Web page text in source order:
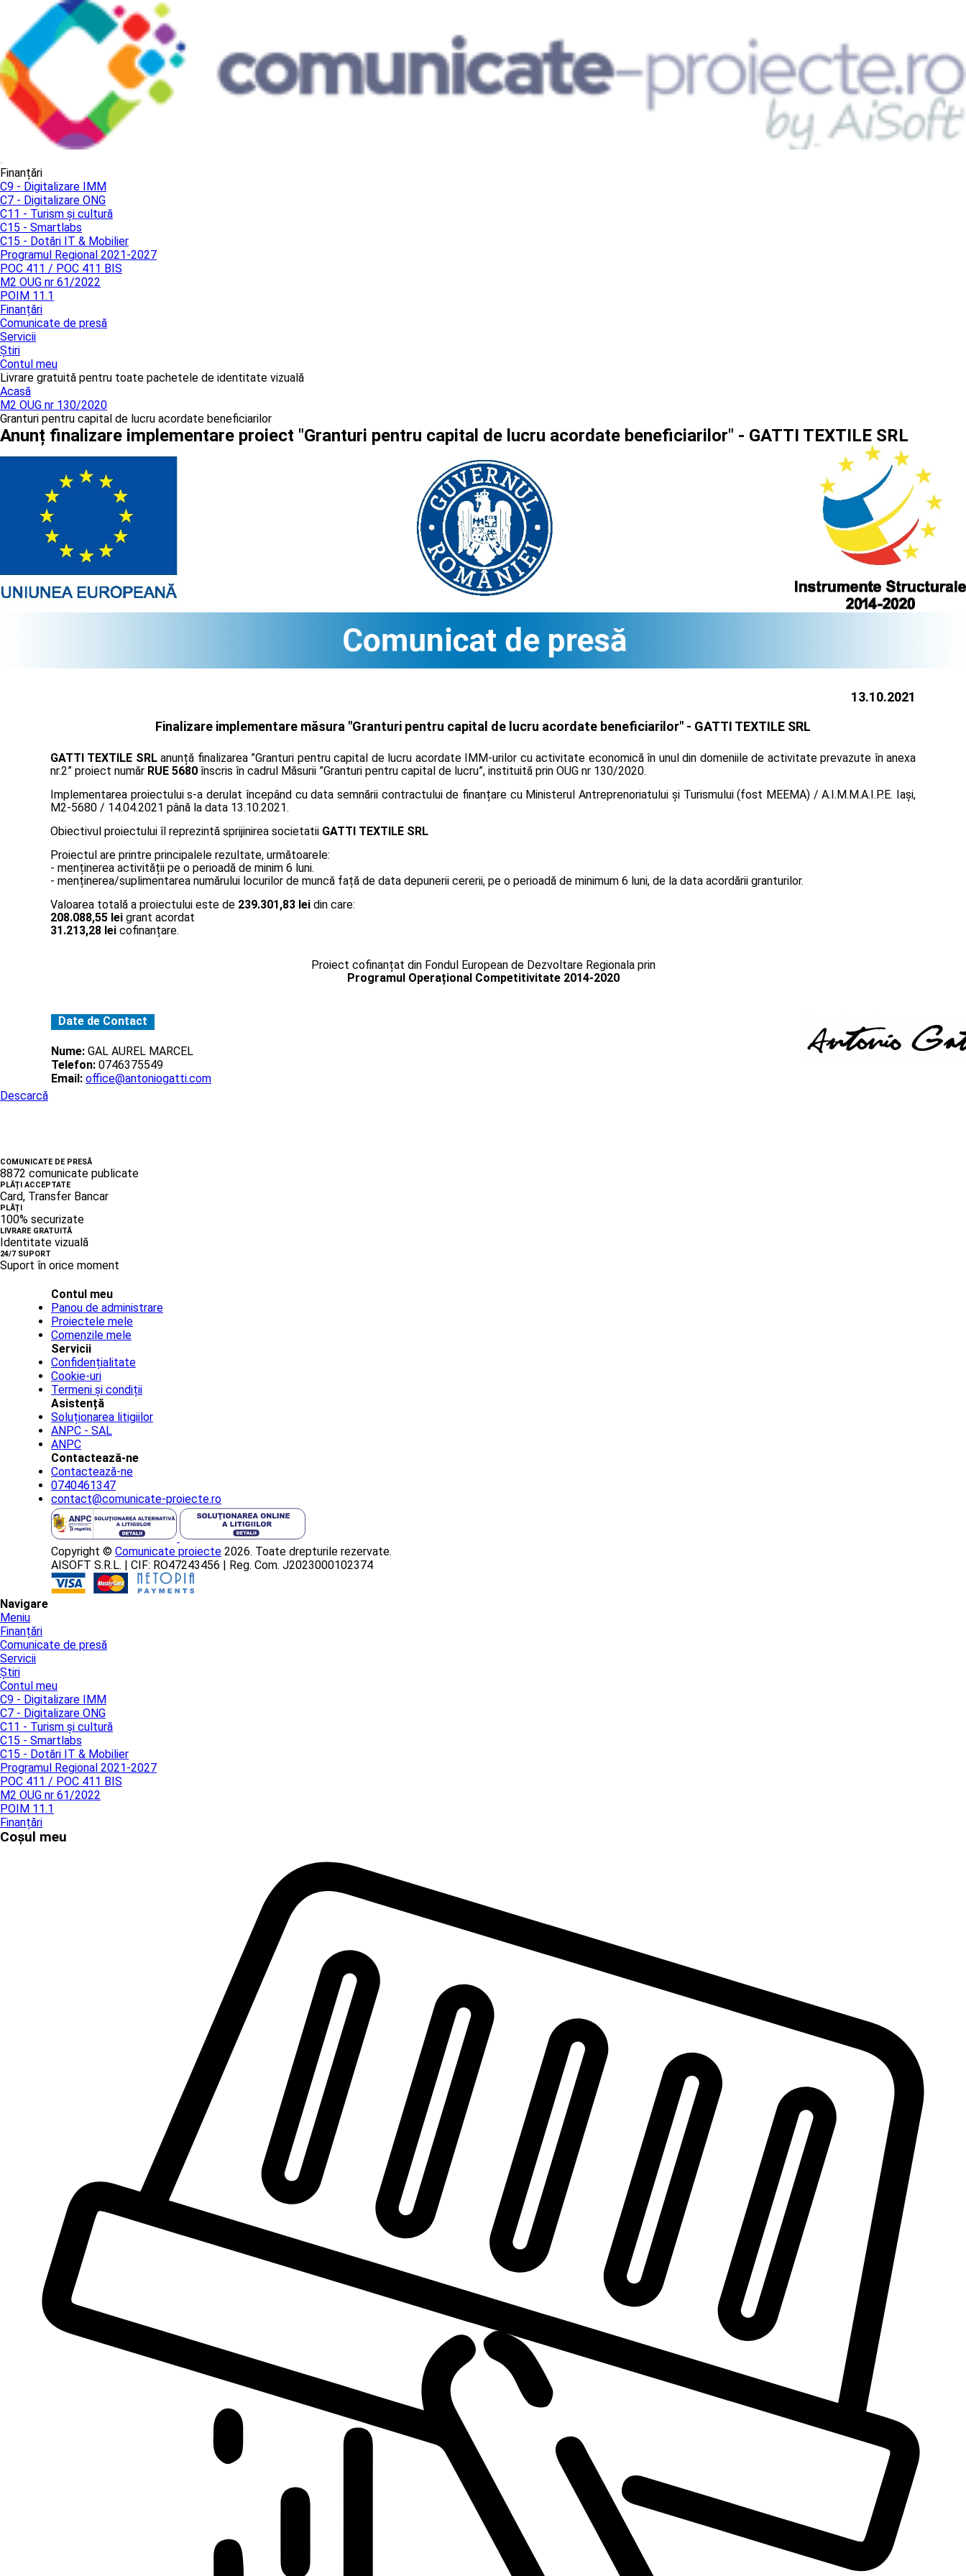
Finanțări
C9 - Digitalizare IMM
C7 - Digitalizare ONG
C11 - Turism și cultură
C15 - Smartlabs
C15 - Dotări IT & Mobilier
Programul Regional 2021-2027
POC 411 / POC 411 BIS
M2 OUG nr 61/2022
POIM 11.1
Finanțări
Comunicate de presă
Servicii
Știri
Contul meu
Livrare gratuită pentru toate pachetele de identitate vizuală
Acasă
M2 OUG nr 130/2020
Granturi pentru capital de lucru acordate beneficiarilor
Anunț finalizare implementare proiect "Granturi pentru capital de lucru acordate beneficiarilor" - GATTI TEXTILE SRL
13.10.2021
Finalizare implementare măsura "Granturi pentru capital de lucru acordate beneficiarilor" - GATTI TEXTILE SRL
GATTI TEXTILE SRLanunță finalizarea ”Granturi pentru capital de lucru acordate IMM-urilor cu activitate economică în unul din domeniile de activitate prevazute în anexa
nr.2” proiect număr RUE 5680 înscris în cadrul Măsurii ”Granturi pentru capital de lucru”, instituită prin OUG nr 130/2020.
Implementarea proiectului s-a derulat începând cu data semnării contractului de finanțare cu Ministerul Antreprenoriatului și Turismului (fost MEEMA) / A.I.M.M.A.I.P.E. Iaşi,
M2-5680 / 14.04.2021 până la data 13.10.2021.
Obiectivul proiectului îl reprezintă sprijinirea societatii GATTI TEXTILE SRL
Proiectul are printre principalele rezultate, următoarele:
- menținerea activității pe o perioadă de minim 6 luni.
- menținerea/suplimentarea numărului locurilor de muncă față de data depunerii cererii, pe o perioadă de minimum 6 luni, de la data acordării granturilor.
Valoarea totală a proiectului este de 239.301,83 lei din care:
208.088,55 lei grant acordat
31.213,28 lei cofinanțare.
Proiect cofinanțat din Fondul European de Dezvoltare Regionala prin
Programul Operațional Competitivitate 2014-2020
Date de Contact
Nume: GAL AUREL MARCEL
Telefon: 0746375549
Email: office@antoniogatti.com
Descarcă
COMUNICATE DE PRESĂ
8872 comunicate publicate
PLĂȚI ACCEPTATE
Card, Transfer Bancar
PLĂȚI
100% securizate
LIVRARE GRATUITĂ
Identitate vizuală
24/7 SUPORT
Suport în orice moment
Contul meu
Panou de administrare
Proiectele mele
Comenzile mele
Servicii
Confidențialitate
Cookie-uri
Termeni și condiții
Asistență
Soluționarea litigiilor
ANPC - SAL
ANPC
Contactează-ne
Contactează-ne
0740461347
contact@comunicate-proiecte.ro
Copyright © Comunicate proiecte 2026. Toate drepturile rezervate.
AISOFT S.R.L. | CIF: RO47243456 | Reg. Com. J2023000102374
Navigare
Meniu
Finanțări
Comunicate de presă
Servicii
Știri
Contul meu
C9 - Digitalizare IMM
C7 - Digitalizare ONG
C11 - Turism și cultură
C15 - Smartlabs
C15 - Dotări IT & Mobilier
Programul Regional 2021-2027
POC 411 / POC 411 BIS
M2 OUG nr 61/2022
POIM 11.1
Finanțări
Coșul meu